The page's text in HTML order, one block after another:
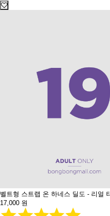
벨트형 스트랩 온 하네스 딜도 - 리얼
17,000 원